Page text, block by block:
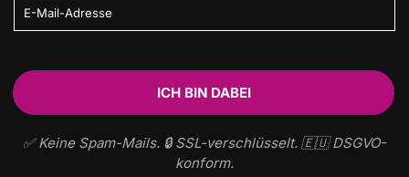
✅ Keine Spam-Mails. 🔒 SSL-verschlüsselt. 🇪🇺 DSGVO-
konform.